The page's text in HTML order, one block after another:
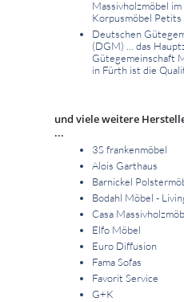
Massivholzmöbel
Korpusmöbel Petits
Deutschen
(DGM) ... das
Gütegemeinschaft
in Fürth ist die
und viele weitere
...
3S frankenmöbel
Alois Garthaus
Barnickel
Bodahl Möbel -
Casa
Elfo Möbel
Euro Diffusion
Fama Sofas
Favorit Service
G+K